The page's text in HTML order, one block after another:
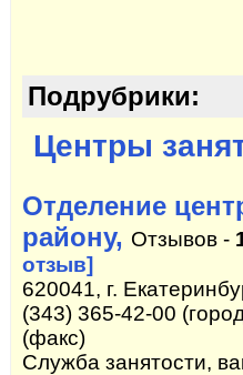
Подрубрики:
Центры
Отделение
району, Отзывов -
отзыв]
620041, г.
(343) 365-42-00
(факс)
Служба занятости,